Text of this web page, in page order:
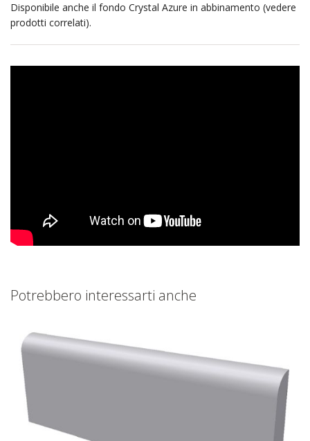
Disponibile anche il fondo Crystal Azure in abbinamento (vedere
prodotti correlati).
Potrebbero interessarti anche